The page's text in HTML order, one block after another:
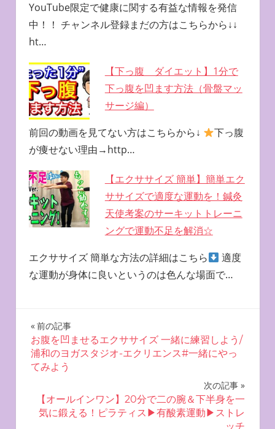
YouTube限定で健康に関する有益な情報を発信
中！！ チャンネル登録まだの方はこちらから↓↓
ht…
【下っ腹 ダイエット】1分で
下っ腹を凹ます方法（骨盤マッ
サージ編）
前回の動画を見てない方はこちらから↓
下っ腹
が痩せない理由→http…
【エクササイズ 簡単】簡単エク
ササイズで適度な運動を！鍼灸
天使考案のサーキットトレーニ
ングで運動不足を解消☆
エクササイズ 簡単な方法の詳細はこちら
適度
な運動が身体に良いというのは色んな場面で…
投
稿
ナ
ビ
前の記事
お腹を凹ませるエクササイズ 一緒に練習しよう/
浦和のヨガスタジオ-エクリエンス#一緒にやっ
てみよう
次の記事
【オールインワン】20分で二の腕＆下半身を一
気に鍛える！ピラティス▶︎有酸素運動▶︎ストレ
ッチ